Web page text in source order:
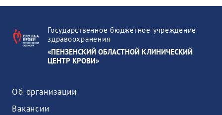
Государственное бюджетное учреждение
здравоохранения
«ПЕНЗЕНСКИЙ ОБЛАСТНОЙ КЛИНИЧЕСКИЙ
ЦЕНТР КРОВИ»
Об организации
Вакансии